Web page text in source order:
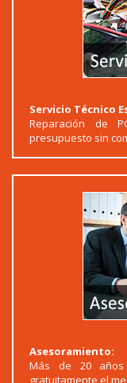
Servicio Técnico
Reparación de
presupuesto sin
Asesoramiento:
Más de 20
gratuitamente el